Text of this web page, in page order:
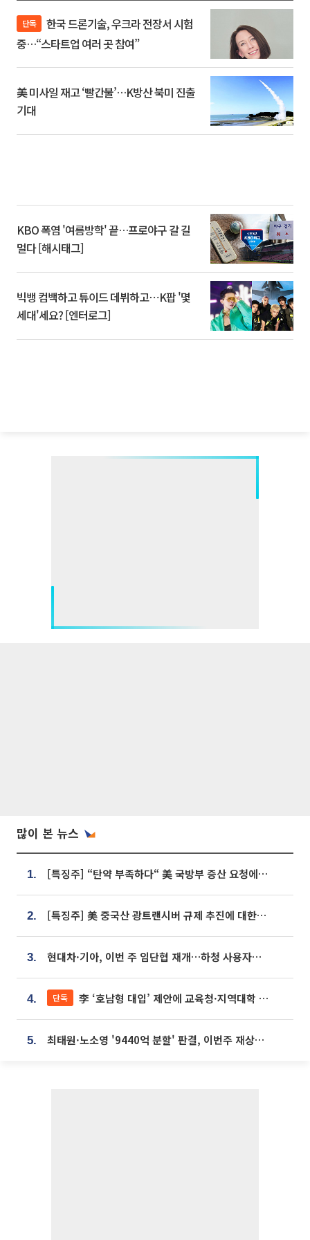
단독
중…“스타트업 여러 곳 참여”
美 미사일 재고 ‘빨간불’…K방산 북미 진출
기대
KBO 폭염 '여름방학' 끝…프로야구 갈 길
멀다 [해시태그]
빅뱅 컴백하고 튜이드 데뷔하고⋯K팝 '몇
세대'세요? [엔터로그]
많이 본 뉴스
1. [특징주] “탄약 부족하다“ 美 국방부 증산 요청에⋯국내 방산주 급등세
2. [특징주] 美 중국산 광트랜시버 규제 추진에 대한광통신 등 광통신株 강세
3. 현대차·기아, 이번 주 임단협 재개…하청 사용자성 재심도 ‘변수’
4. 단독 李 ‘호남형 대입’ 제안에 교육청·지역대학 서·논술형 입시 연계 '착수'
5. 최태원·노소영 '9440억 분할' 판결, 이번주 재상고 여부 주목